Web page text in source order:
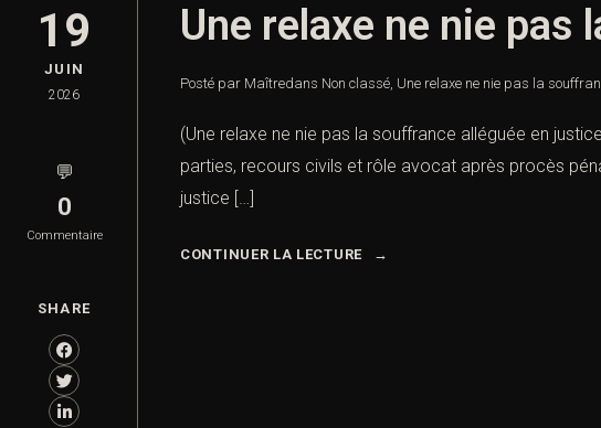
19
JUIN
2026
💬
0
Commentaire
SHARE
Une relaxe ne nie pas
Posté par Maîtredans Non classé, Une relaxe ne nie pas la
(Une relaxe ne nie pas la souffrance alléguée en
parties, recours civils et rôle avocat après procès
justice […]
CONTINUER LA LECTURE